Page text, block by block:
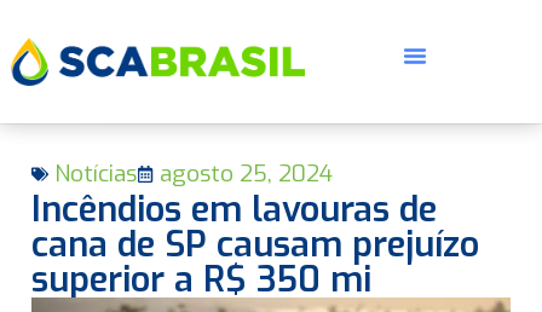
Notícias agosto 25, 2024
Incêndios em lavouras de
cana de SP causam prejuízo
superior a R$ 350 mi